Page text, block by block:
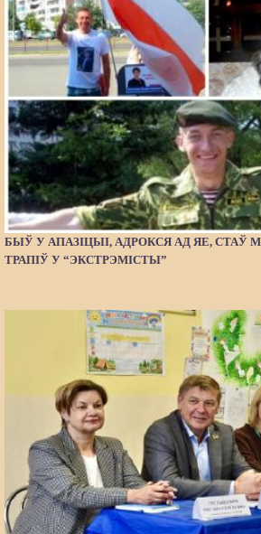
БЫЎ У АПАЗІЦЫІ, АДРОКСЯ АД ЯЕ, СТАЎ
ТРАПІЎ У “ЭКСТРЭМІСТЫ”